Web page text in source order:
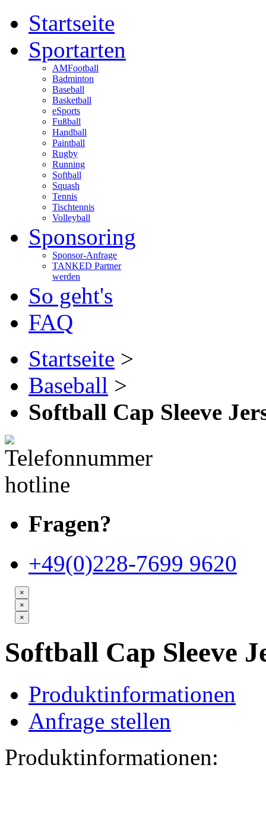
Startseite
Sportarten
AMFootball
Badminton
Baseball
Basketball
eSports
Fußball
Handball
Paintball
Rugby
Running
Softball
Squash
Tennis
Tischtennis
Volleyball
Sponsoring
Sponsor-Anfrage
TANKED Partner
werden
So geht's
FAQ
Startseite >
Baseball >
Softball Cap Sleeve
Fragen?
+49(0)228-7699 9620
×
×
×
Softball Cap Sleeve
Produktinformationen
Anfrage stellen
Produktinformationen: